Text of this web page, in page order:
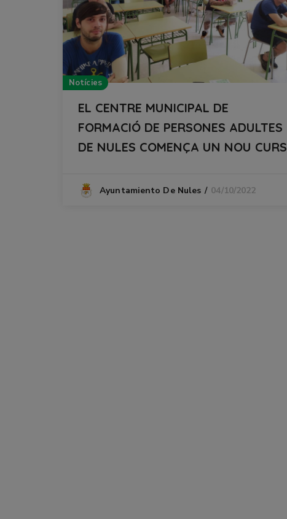
Notícies
EL CENTRE MUNICIPAL DE
FORMACIÓ DE PERSONES ADULTES
DE NULES COMENÇA UN NOU CURS
Ayuntamiento De Nules 04/10/2022